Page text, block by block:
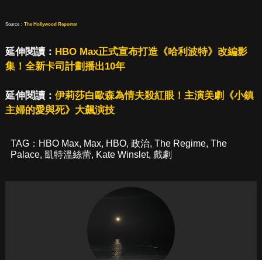
Source： The Hollywood Reporter
延伸閱讀： HBO Max正式宣布打造《哈利波特》改編影
集！全新卡司計劃播出10年
延伸閱讀： 伊莉莎白歐森為情夫殺紅眼！主演美劇《小鎮
主婦的愛與死》大飆演技
TAG： HBO Max, Max, HBO, 政治, The Regime, The
Palace, 凱特溫絲蕾, Kate Winslet, 戲劇